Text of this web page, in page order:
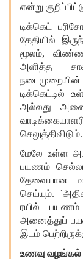
என்று
டிக்கெட்
தேதியில்
மூலம்,
அளித்த
டிக்கெட்டில்
அல்லது
செலுத்திவிடும்.
மேலே உள்ள
பயணம்
தேவையான
செய்யும்.
ரயில் பயணம்
அனைத்துப்
இடம்
உணவு